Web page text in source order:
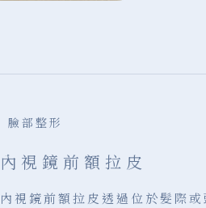
臉部整形
內視鏡前額拉皮
內視鏡前額拉皮透過位於髮際